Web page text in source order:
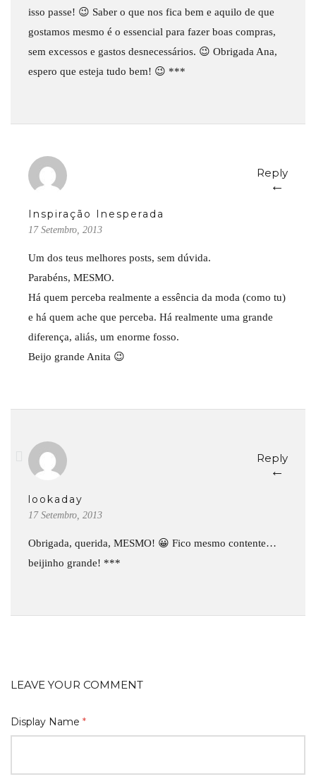
isso passe! 😉 Saber o que nos fica bem e aquilo de que
gostamos mesmo é o essencial para fazer boas compras,
sem excessos e gastos desnecessários. 😉 Obrigada Ana,
espero que esteja tudo bem! 😉 ***
Inspiração Inesperada
17 Setembro, 2013
Reply
←
Um dos teus melhores posts, sem dúvida.
Parabéns, MESMO.
Há quem perceba realmente a essência da moda (como tu)
e há quem ache que perceba. Há realmente uma grande
diferença, aliás, um enorme fosso.
Beijo grande Anita 😉
lookaday
17 Setembro, 2013
Reply
←
Obrigada, querida, MESMO! 😀 Fico mesmo contente…
beijinho grande! ***
LEAVE YOUR COMMENT
Display Name *